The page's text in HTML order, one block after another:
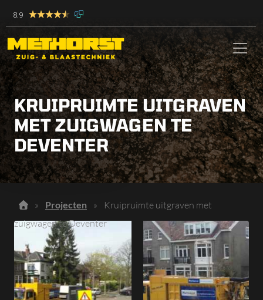
8.9
KRUIPRUIMTE UITGRAVEN
MET ZUIGWAGEN TE
DEVENTER
» Projecten »
Kruipruimte uitgraven met
zuigwagen te Deventer